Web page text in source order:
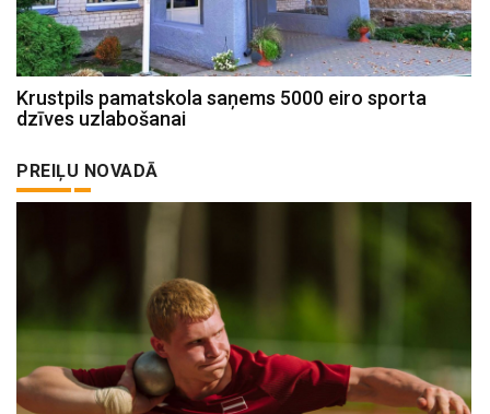
Krustpils pamatskola saņems 5000 eiro sporta
dzīves uzlabošanai
PREIĻU NOVADĀ